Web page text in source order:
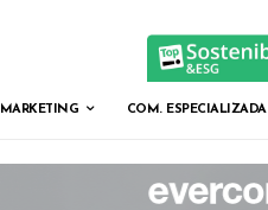
MARKETING COM. ESPECIALIZADA